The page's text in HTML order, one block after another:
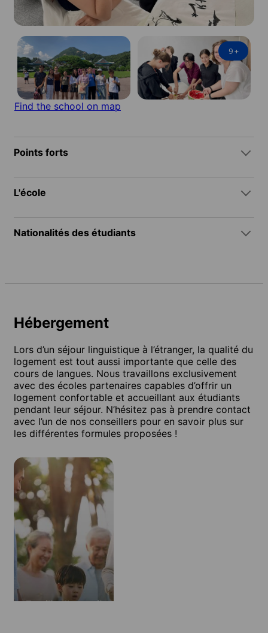
9+
Find the school on map
Points forts
L'école
Nationalités des étudiants
Hébergement
Lors d’un séjour linguistique à l’étranger, la qualité du
logement est tout aussi importante que celle des
cours de langues. Nous travaillons exclusivement
avec des écoles partenaires capables d’offrir un
logement confortable et accueillant aux étudiants
pendant leur séjour. N’hésitez pas à prendre contact
avec l’un de nos conseillers pour en savoir plus sur
les différentes formules proposées !
Famille d’accueil